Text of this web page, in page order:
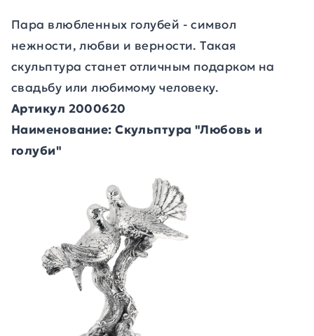
Пара влюбленных голубей - символ
нежности, любви и верности. Такая
скульптура станет отличным подарком на
свадьбу или любимому человеку.
Артикул 2000620
Наименование: Скульптура "Любовь и
голуби"